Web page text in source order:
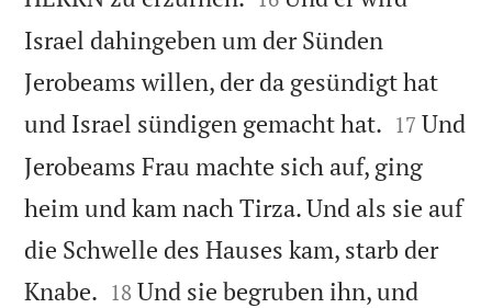
Israel dahingeben um der Sünden
Jerobeams willen, der da gesündigt hat
und Israel sündigen gemacht hat. 

17 Und
Jerobeams Frau machte sich auf, ging
heim und kam nach Tirza. Und als sie auf
die Schwelle des Hauses kam, starb der
Knabe. 

18 Und sie begruben ihn, und